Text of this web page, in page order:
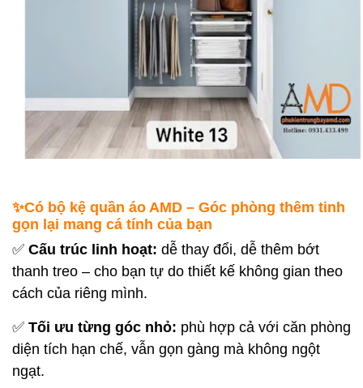
✨Có bộ kệ quần áo AMD – Góc phòng thêm tinh
gọn lại mang cá tính của bạn
✅ Cấu trúc linh hoạt: dễ thay đổi, dễ thêm bớt
thanh treo – cho bạn tự do thiết kế không gian theo
cách của riêng mình.
✅ Tối ưu từng góc nhỏ: phù hợp cả với căn phòng
diện tích hạn chế, vẫn gọn gàng mà không ngột
ngạt.